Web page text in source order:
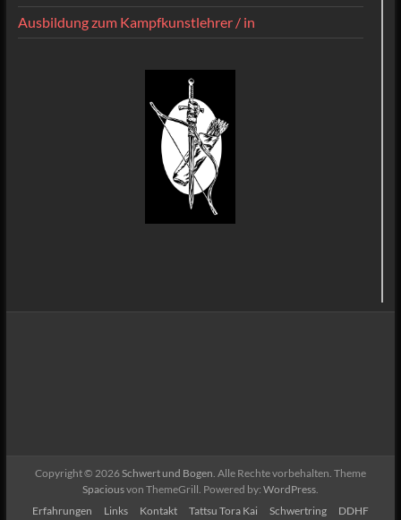
Ausbildung zum Kampfkunstlehrer / in
Copyright © 2026Schwert und Bogen. Alle Rechte vorbehalten. Theme
Spaciousvon ThemeGrill. Powered by: WordPress.
Erfahrungen
Links Kontakt Tattsu Tora Kai Schwertring DDHF